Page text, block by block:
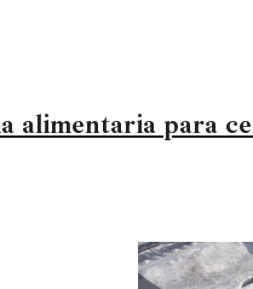
alimentaria para